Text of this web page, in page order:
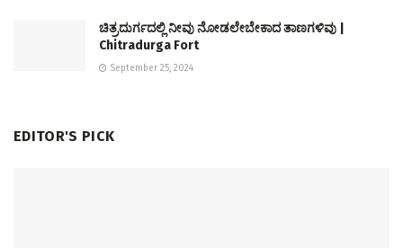
ಚಿತ್ರದುರ್ಗದಲ್ಲಿ ನೀವು ನೋಡಲೇಬೇಕಾದ ತಾಣಗಳಿವು |
Chitradurga Fort
September 25, 2024
EDITOR'S PICK